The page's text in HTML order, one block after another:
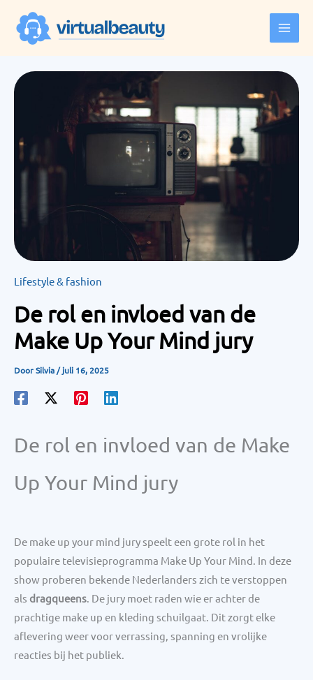
naar
Lifestyle & fashion
De rol en invloed van de
Make Up Your Mind jury
DoorSilvia/juli 16, 2025
De rol en invloed van de Make
Up Your Mind jury
De make up your mind jury speelt een grote rol in het
populaire televisieprogramma Make Up Your Mind. In deze
show proberen bekende Nederlanders zich te verstoppen
als dragqueens. De jury moet raden wie er achter de
prachtige make up en kleding schuilgaat. Dit zorgt elke
aflevering weer voor verrassing, spanning en vrolijke
reacties bij het publiek.